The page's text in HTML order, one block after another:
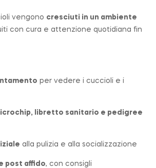
vengono cresciuti in un ambiente
con cura e attenzione quotidiana fin
per vedere i cuccioli e i
libretto sanitario e pedigree
alla pulizia e alla socializzazione
post affido, con consigli